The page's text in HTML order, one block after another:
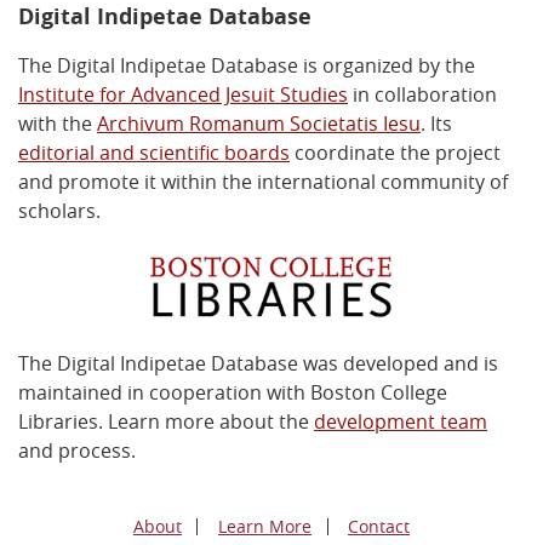
Digital Indipetae Database
The Digital Indipetae Database is organized by the
Institute for Advanced Jesuit Studies in collaboration
with theArchivum Romanum Societatis Iesu. Its
editorial and scientific boards coordinate the project
and promote it within the international community of
scholars.
The Digital Indipetae Database was developed and is
maintained in cooperation with Boston College
Libraries. Learn more about the development team
and process.
About Learn More Contact